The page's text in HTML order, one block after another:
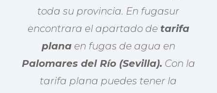
toda su provincia. En fugasur
encontrara el apartado de tarifa
planaen fugas de agua en
Palomares del Río (Sevilla). Con la
tarifa plana puedes tener la